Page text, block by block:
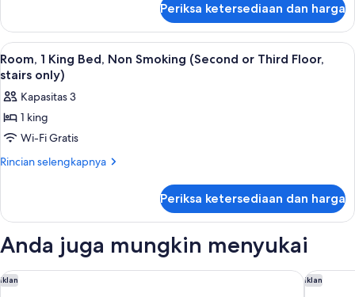
Bed
(First
floor
room,
no
stairs)
Standard
Room,
1
Queen
(First
floor
no
stairs)
Periksa ketersediaan dan harga
Lihat
semua
foto
untuk
Room,
1
King
Smoking
(Second
or
Third
Floor,
Seprai premium, meja kerja, tirai
6
Room, 1 King Bed, Non Smoking (Second or Third Floor,
stairs only)
Kapasitas 3
1 king
Wi-Fi Gratis
Rincian selengkapnya
Rincian
Room,
King
Non
Smoking
Periksa ketersediaan dan harga
Anda juga mungkin menyukai
Iklan
Days Inn by Wyndham Cortez Iklan